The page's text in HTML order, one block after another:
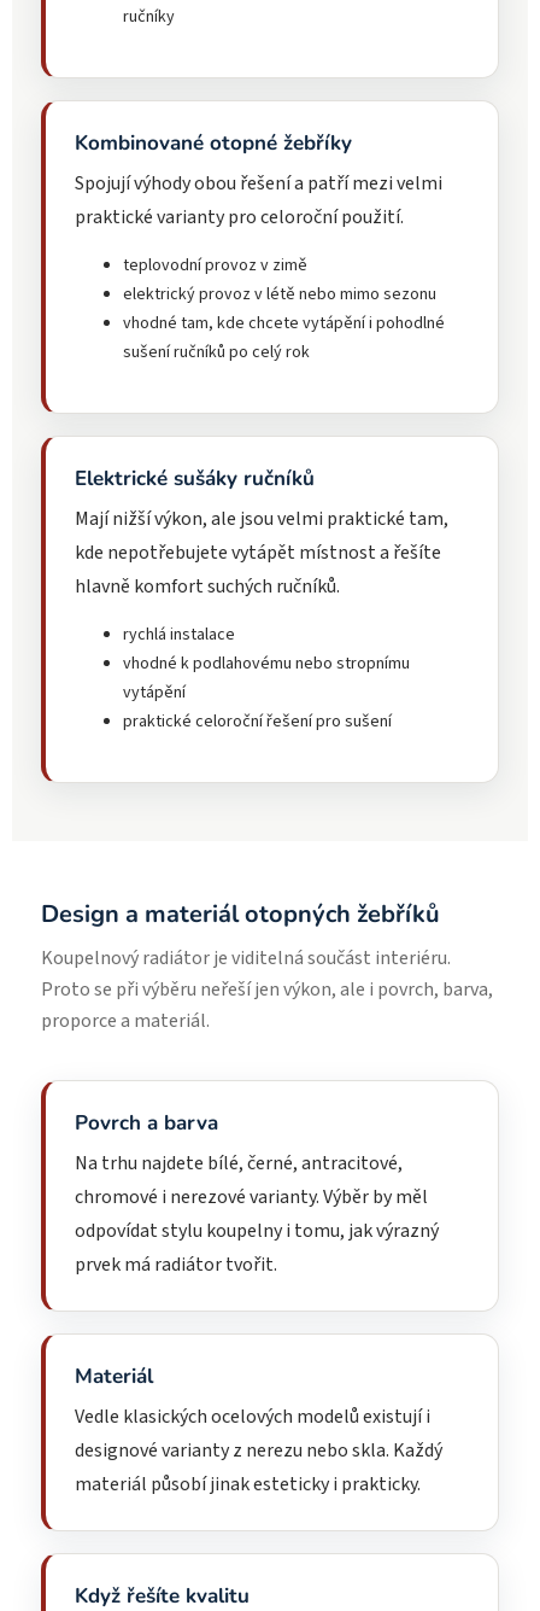
ručníky
Kombinované otopné žebříky
Spojují výhody obou řešení a patří mezi velmi
praktické varianty pro celoroční použití.
teplovodní provoz v zimě
elektrický provoz v létě nebo mimo sezonu
vhodné tam, kde chcete vytápění i pohodlné
sušení ručníků po celý rok
Elektrické sušáky ručníků
Mají nižší výkon, ale jsou velmi praktické tam,
kde nepotřebujete vytápět místnost a řešíte
hlavně komfort suchých ručníků.
rychlá instalace
vhodné k podlahovému nebo stropnímu
vytápění
praktické celoroční řešení pro sušení
Design a materiál otopných žebříků
Koupelnový radiátor je viditelná součást interiéru.
Proto se při výběru neřeší jen výkon, ale i povrch, barva,
proporce a materiál.
Povrch a barva
Na trhu najdete bílé, černé, antracitové,
chromové i nerezové varianty. Výběr by měl
odpovídat stylu koupelny i tomu, jak výrazný
prvek má radiátor tvořit.
Materiál
Vedle klasických ocelových modelů existují i
designové varianty z nerezu nebo skla. Každý
materiál působí jinak esteticky i prakticky.
Když řešíte kvalitu